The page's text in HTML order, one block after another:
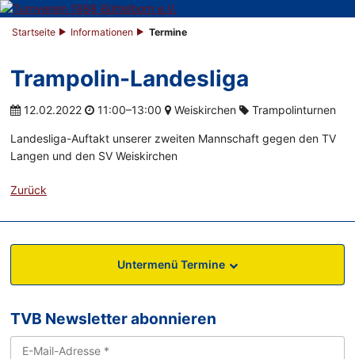
Startseite Informationen Termine
Trampolin-Landesliga
12.02.2022 11:00–13:00 Weiskirchen Trampolinturnen
Landesliga-Auftakt unserer zweiten Mannschaft gegen den TV
Langen und den SV Weiskirchen
Zurück
Untermenü Termine
TVB Newsletter abonnieren